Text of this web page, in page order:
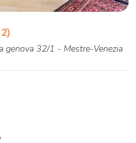
genova 32/1 - Mestre-Venezia